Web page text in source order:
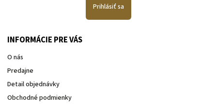
Prihlásiť sa
INFORMÁCIE PRE VÁS
O nás
Predajne
Detail objednávky
Obchodné podmienky